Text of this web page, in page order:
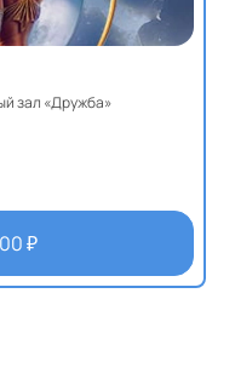
зал «Дружба»
₽